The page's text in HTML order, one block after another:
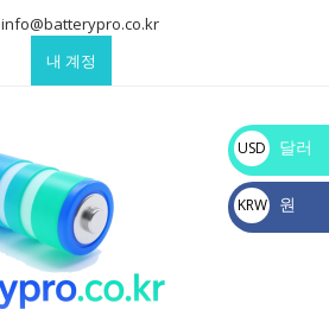
info@batterypro.co.kr
내 계정
USD
$
달러
KRW
₩
원